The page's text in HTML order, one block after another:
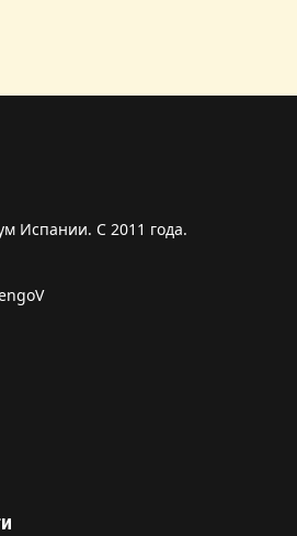
Испании. С 2011 года.